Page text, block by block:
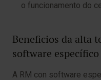
o funcionamento do
Beneficios da alta
software específico
A RM con software